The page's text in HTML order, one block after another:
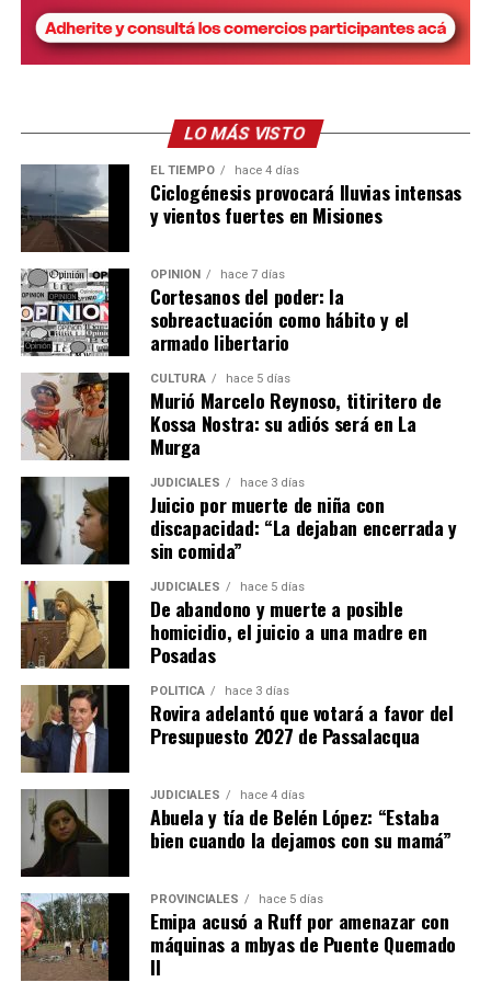
Acceso a la información pública
pedido es acceder a información respaldada por
evidencia y estadísticasoficialesque permita
funcionamiento del sistemaymejorar las políticas
de conservación.
“Necesitamos y tenemos el derecho de conocer las
acciones concretas, los avances, retrocesos y
dificultades reales para continuar mejorando y evaluar
la efectividad de lo realizado con información científica
de calidad”, manifestaron.
Finalmente, remarcaron que contar con datos públicos
y verificables permitirá analizar si las medidas
implementadas favorecen la convivencia entre
yaguaretés, pumas y productores ganaderos en toda la
provincia. “La convivencia es el camino” , concluyeron.
LO MÁS VISTO
EL TIEMPO hace 4 días
Ciclogénesis provocará lluvias intensas
y vientos fuertes en Misiones
OPINIÓN hace 7 días
Cortesanos del poder: la
sobreactuación como hábito y el
armado libertario
CULTURA hace 5 días
Murió Marcelo Reynoso, titiritero de
Kossa Nostra: su adiós será en La
Murga
JUDICIALES hace 3 días
Juicio por muerte de niña con
discapacidad: “La dejaban encerrada y
sin comida”
JUDICIALES hace 5 días
De abandono y muerte a posible
homicidio, el juicio a una madre en
Posadas
POLÍTICA hace 3 días
Rovira adelantó que votará a favor del
Presupuesto 2027 de Passalacqua
JUDICIALES hace 4 días
Abuela y tía de Belén López: “Estaba
bien cuando la dejamos con su mamá”
PROVINCIALES hace 5 días
Emipa acusó a Ruff por amenazar con
máquinas a mbyas de Puente Quemado
II